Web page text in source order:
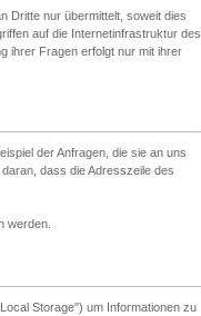
Dritte nur übermittelt, soweit dies
auf die Internetinfrastruktur des
ihrer Fragen erfolgt nur mit ihrer
der Anfragen, die sie an uns
dass die Adresszeile des
werden.
Storage") um Informationen zu